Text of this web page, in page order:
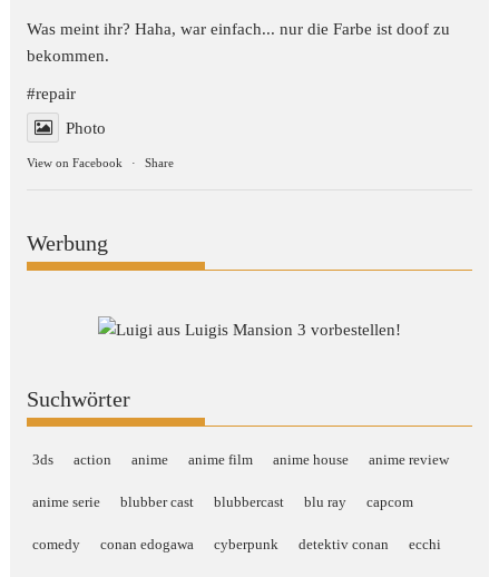
Was meint ihr? Haha, war einfach... nur die Farbe ist doof zu
bekommen.
#repair
Photo
View on Facebook · Share
Werbung
Suchwörter
3ds action anime anime film anime house anime review
anime serie blubber cast blubbercast blu ray capcom
comedy conan edogawa cyberpunk detektiv conan ecchi